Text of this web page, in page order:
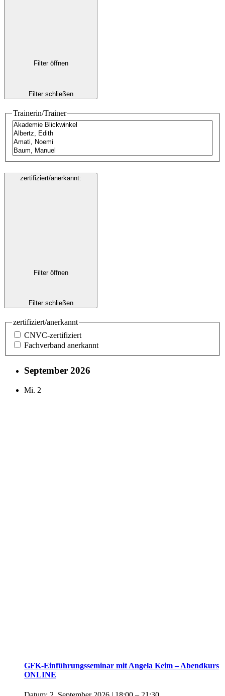
Filter öffnen
Filter schließen
Trainerin/Trainer
zertifiziert/anerkannt:
Filter öffnen
Filter schließen
zertifiziert/anerkannt
CNVC-zertifiziert
Fachverband anerkannt
September 2026
Mi. 2
GFK-Einführungsseminar mit Angela Keim – Abendkurs
ONLINE